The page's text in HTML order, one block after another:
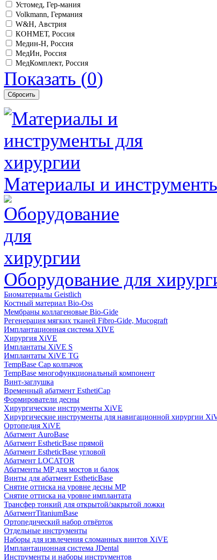
Устомед, Гер-мания
Volkmann, Германия
W&H, Австрия
КОНМЕТ, Россия
Медин-Н, Россия
МедИн, Россия
МедКомплект, Россия
Показать (0)
Материалы и
Оборудование для
Биоматериалы Geistlich
Костный материал Bio-Oss
Мембраны коллагеновые Bio-Gide
Регенерация мягких тканей Fibro-Gide, Mucograft
Имплантационная система XIVE
Хирургия XiVE
Имплантаты XiVE S
Имплантаты XiVE TG
TempBase Cap колпачок
TempBase многофункциональный компонент
Винт-заглушка
Временный абатмент EsthetiCap
Формирователи десны
Хирургические инструменты XiVE
Хирургические инструменты для навигационной хирургии
Ортопедия XiVE
Абатмент AuroBase
Абатмент EstheticBase прямой
Абатмент EstheticBase угловой
Абатмент LOCATOR
Абатменты MP для мостов и балок
Винты для абатмент EstheticBase
Снятие оттиска на уровне десны MP
Снятие оттиска на уровне имплантата
Трансфер тонкий для открытой/закрытой ложки
АбатментTitaniumBase
Ортопедический набор отвёрток
Отдельные инструменты
Наборы для извлечения сломанных винтов XiVE
Имплантационная система JDental
Инструменты и наборы инструментов